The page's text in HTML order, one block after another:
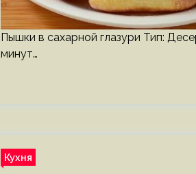
Пышки в сахарной глазури Тип:
минут…
Кухня